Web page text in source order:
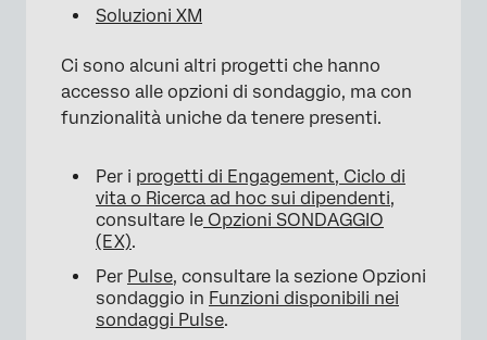
Soluzioni XM
Ci sono alcuni altri progetti che hanno
accesso alle opzioni di sondaggio, ma con
funzionalità uniche da tenere presenti.
Per i progetti di Engagement, Ciclo di
vita o Ricerca ad hoc sui dipendenti,
consultare le Opzioni SONDAGGIO
(EX).
Per Pulse, consultare la sezione Opzioni
sondaggio in Funzioni disponibili nei
sondaggi Pulse.